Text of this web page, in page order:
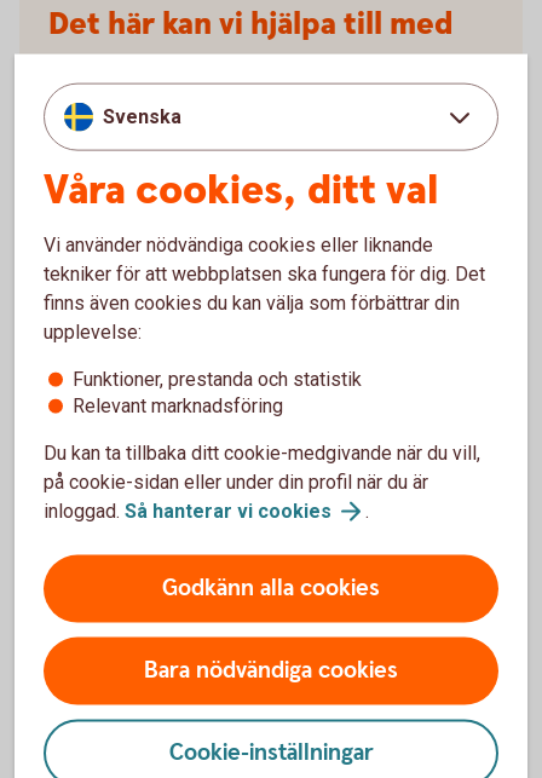
Det här kan vi hjälpa till med
Spara
Månadsspara till pensionen och annat, hellre lite
men regelbundet. Tänk också på att anpassa ditt
sparande efter hur lång tid det är kvar tills du ska
dig och dina mål.
Spara ochplacera
Pension
Trygghet
Vi hjälper dig med liv- och sakförsäkringar. Och du
kan få råd om familjejuridik, till exempel testamente,
arv & gåva.
Försäkringar
Familjejuridik och juridiskatjänster
Generationsskifte
Svenska
Våra cookies, ditt val
Vi använder nödvändiga cookies eller liknande
tekniker för att webbplatsen ska fungera för dig. Det
finns även cookies du kan välja som förbättrar din
upplevelse:
Funktioner, prestanda och statistik
Relevant marknadsföring
Du kan ta tillbaka ditt cookie-medgivande när du vill,
på cookie-sidan eller under din profil när du är
inloggad. Så hanterar vi cookies .
Godkänn alla cookies
Bara nödvändiga cookies
Cookie-inställningar